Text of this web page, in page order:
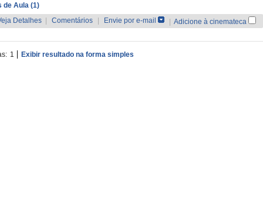
de Aula (1)
Detalhes
Comentários Envie por e-mail Adicione à cinemateca
1 Exibir resultado na forma simples